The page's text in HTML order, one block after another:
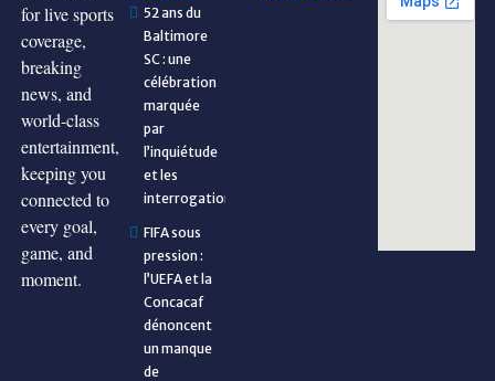
for live sports
coverage,
breaking
news, and
world-class
entertainment,
keeping you
connected to
every goal,
game, and
moment.
52 ans du
Baltimore
SC : une
célébration
marquée
par
l’inquiétude
et les
interrogations
FIFA sous
pression :
l’UEFA et la
Concacaf
dénoncent
un manque
de